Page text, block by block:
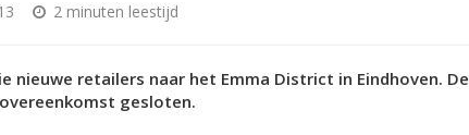
2 minuten leestijd
nieuwe retailers naar het Emma District in Eindhoven. De
gesloten.